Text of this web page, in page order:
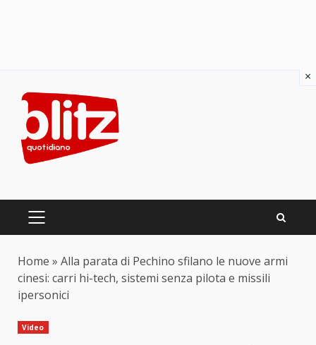
content
PRIMARY
Home » Alla parata di Pechino sfilano le nuove armi
cinesi: carri hi-tech, sistemi senza pilota e missili
ipersonici
Video
×